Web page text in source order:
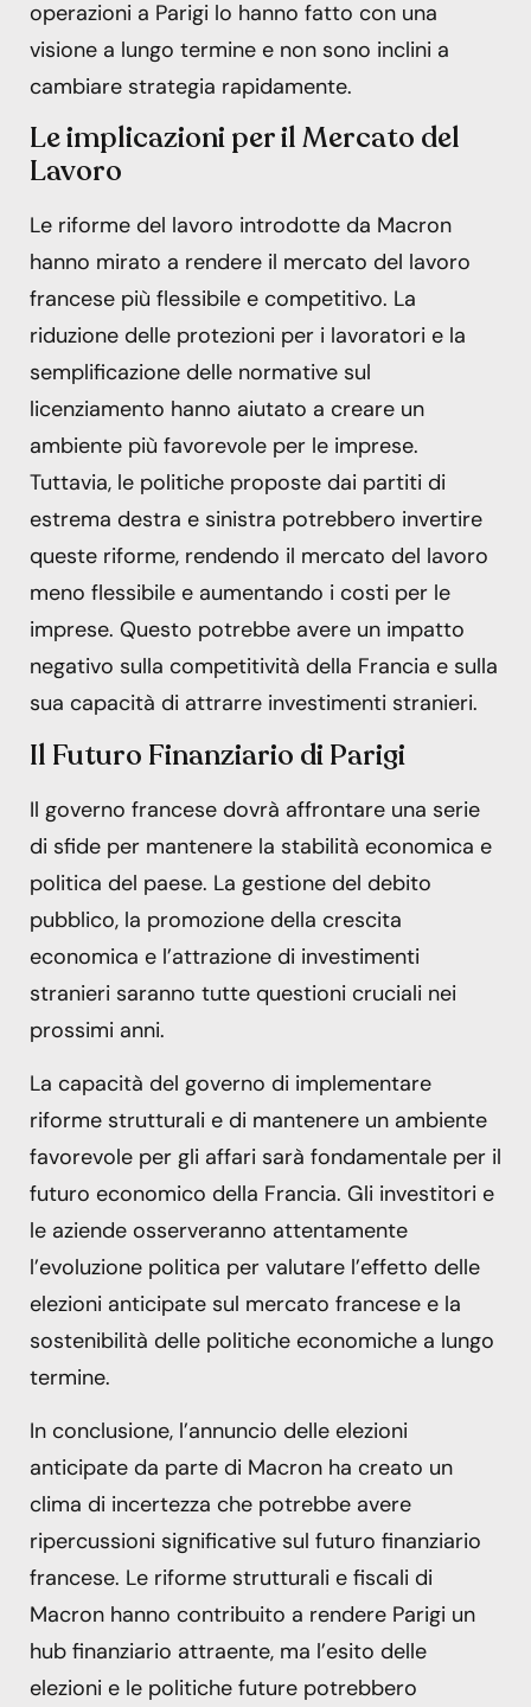
operazioni a Parigi lo hanno fatto con una
visione a lungo termine e non sono inclini a
cambiare strategia rapidamente.
Le implicazioni per il Mercato del
Lavoro
Le riforme del lavoro introdotte da Macron
hanno mirato a rendere il mercato del lavoro
francese più flessibile e competitivo. La
riduzione delle protezioni per i lavoratori e la
semplificazione delle normative sul
licenziamento hanno aiutato a creare un
ambiente più favorevole per le imprese.
Tuttavia, le politiche proposte dai partiti di
estrema destra e sinistra potrebbero invertire
queste riforme, rendendo il mercato del lavoro
meno flessibile e aumentando i costi per le
imprese. Questo potrebbe avere un impatto
negativo sulla competitività della Francia e sulla
sua capacità di attrarre investimenti stranieri.
Il Futuro Finanziario di Parigi
Il governo francese dovrà affrontare una serie
di sfide per mantenere la stabilità economica e
politica del paese. La gestione del debito
pubblico, la promozione della crescita
economica e l’attrazione di investimenti
stranieri saranno tutte questioni cruciali nei
prossimi anni.
La capacità del governo di implementare
riforme strutturali e di mantenere un ambiente
favorevole per gli affari sarà fondamentale per il
futuro economico della Francia. Gli investitori e
le aziende osserveranno attentamente
l’evoluzione politica per valutare l’effetto delle
elezioni anticipate sul mercato francese e la
sostenibilità delle politiche economiche a lungo
termine.
In conclusione, l’annuncio delle elezioni
anticipate da parte di Macron ha creato un
clima di incertezza che potrebbe avere
ripercussioni significative sul futuro finanziario
francese. Le riforme strutturali e fiscali di
Macron hanno contribuito a rendere Parigi un
hub finanziario attraente, ma l’esito delle
elezioni e le politiche future potrebbero